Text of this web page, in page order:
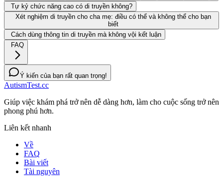
Tự kỷ chức năng cao có di truyền không?
Xét nghiệm di truyền cho cha mẹ: điều có thể và không thể cho bạn
biết
Cách dùng thông tin di truyền mà không vội kết luận
FAQ
Ý kiến của bạn rất quan trọng!
AutismTest.cc
Giúp việc khám phá trở nên dễ dàng hơn, làm cho cuộc sống trở nên
phong phú hơn.
Liên kết nhanh
Về
FAQ
Bài viết
Tài nguyên